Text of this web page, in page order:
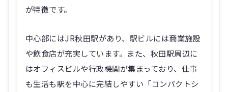
が特徴です。
中心部にはJR秋田駅があり、駅ビルには商業施設
や飲食店が充実しています。また、秋田駅周辺に
はオフィスビルや行政機関が集まっており、仕事
も生活も駅を中心に完結しやすい「コンパクトシ